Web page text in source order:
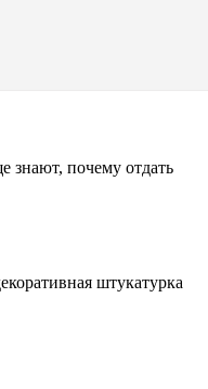
знают, почему отдать
штукатурка